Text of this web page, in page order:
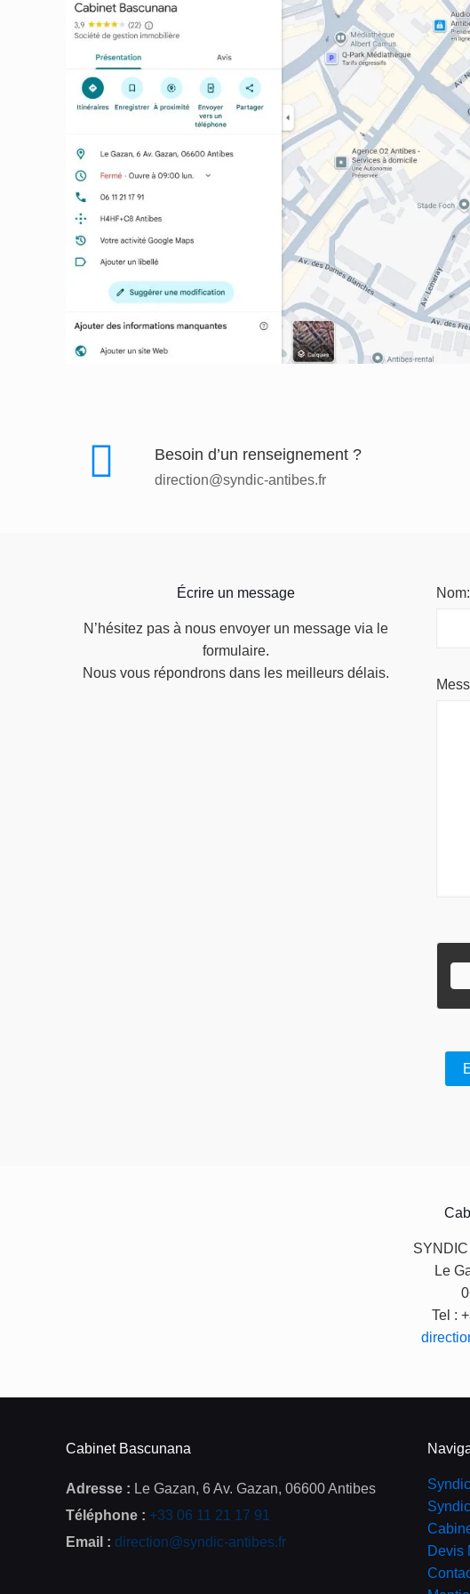
Besoin d’un renseignement ?
direction@syndic-antibes.fr
Écrire un message
N’hésitez pas à nous envoyer un message via le
formulaire.
Nous vous répondrons dans les meilleurs délais.
Nom:
Le
Tel :
Cabinet Bascunana
Adresse : Le Gazan, 6 Av. Gazan, 06600 Antibes
Téléphone : +33 06 11 21 17 91
Email : direction@syndic-antibes.fr
Devis